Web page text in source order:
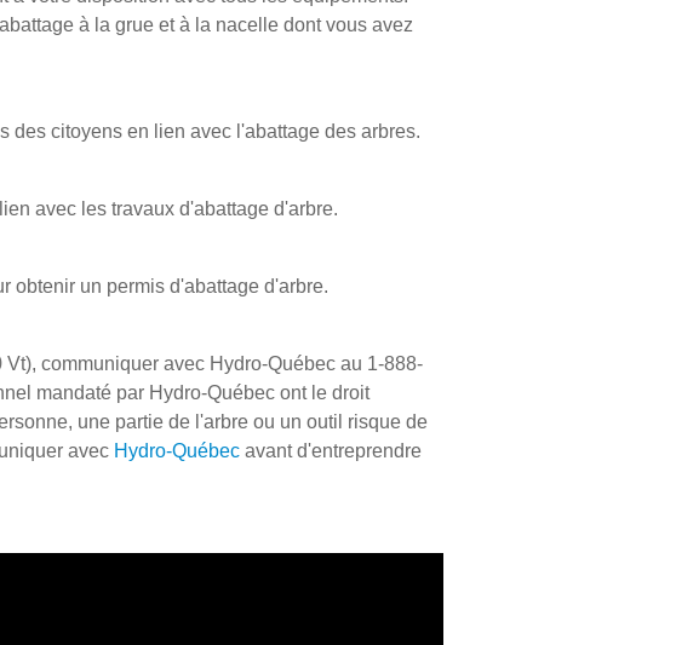
à la grue et à la nacelle dont vous avez
des citoyens en lien avec l'abattage des arbres.
avec les travaux d'abattage d'arbre.
obtenir un permis d'abattage d'arbre.
communiquer avec Hydro-Québec au 1-888-
mandaté par Hydro-Québec ont le droit
une partie de l'arbre ou un outil risque de
avec Hydro-Québec avant d'entreprendre